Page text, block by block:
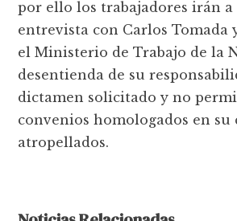
por ello los trabajadores irán
entrevista con Carlos Tomada
el Ministerio de Trabajo de la
desentienda de su
dictamen solicitado y no
convenios homologados en su
atropellados.